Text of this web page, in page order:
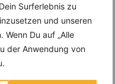
Surferlebnis zu
und unseren
Wenn Du auf „Alle
der Anwendung von
Zutaten